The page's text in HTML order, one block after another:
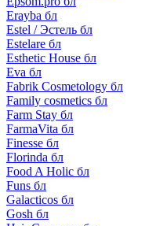
Erayba бл
Estel / Эстель бл
Estelare бл
Esthetic House бл
Eva бл
Fabrik Cosmetology бл
Family cosmetics бл
Farm Stay бл
FarmaVita бл
Finesse бл
Florinda бл
Food A Holic бл
Funs бл
Galacticos бл
Gosh бл